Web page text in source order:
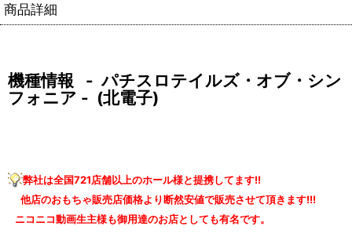
商品詳細
機種情報 - パチスロテイルズ・オブ・シン
フォニア - (北電子)
弊社は全国721店舗以上のホール様と提携してます!!
他店のおもちゃ販売店価格より断然安値で販売させて頂きます!!!
ニコニコ動画生主様も御用達のお店としても有名です。